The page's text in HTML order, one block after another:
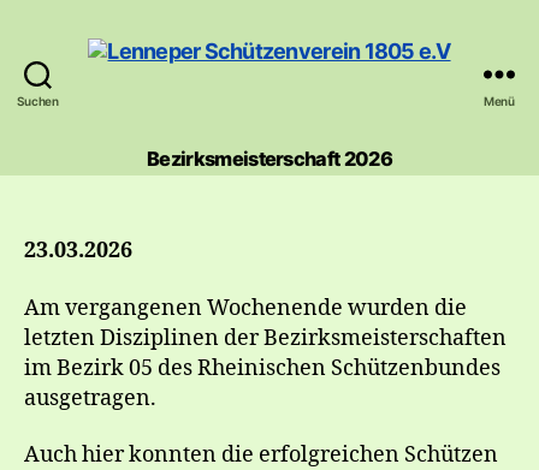
Suchen
Schützenverein
1805
Menü
Bezirksmeisterschaft 2026
23.03.2026
Am vergangenen Wochenende wurden die
letzten Disziplinen der Bezirksmeisterschaften
im Bezirk 05 des Rheinischen Schützenbundes
ausgetragen.
Auch hier konnten die erfolgreichen Schützen